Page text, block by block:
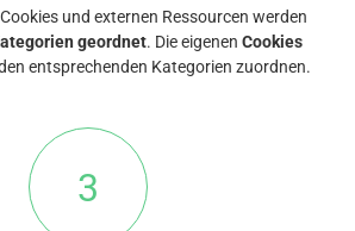
und externen Ressourcen werden
geordnet. Die eigenen Cookies
entsprechenden Kategorien zuordnen.
3